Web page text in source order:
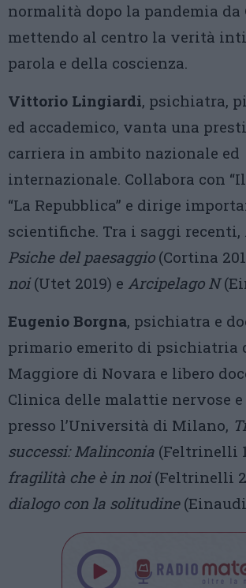
normalità dopo la pande­mia da
mettendo al centro la verità
parola e della coscienza.
Vittorio Lingiardi, psichiatra,
ed accademico, vanta una
carriera in ambito nazionale ed
internazionale. Collabora con “Il
“La Repubblica” e dirige
scientifiche. Tra i saggi recenti,
Psiche del paesaggio(Cortina
noi(Utet 2019) e Arcipelago N
Eugenio Borgna, psichiatra e
primario emerito di psichiatria
Maggiore di Novara e libero
Clinica delle malattie nervose
presso l’Università di Milano,
successi: Malinconia (Feltrinelli
fragilità che è in noi(Feltrinelli
dialogo con la solitudine